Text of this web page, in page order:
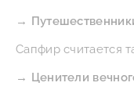
→
Сапфир считается
→ Ценители